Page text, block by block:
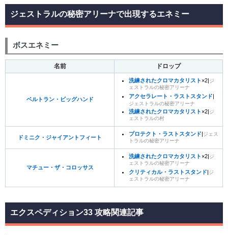
ジェストラルの秘密アリーナで出現するエネミー
ボスエネミー
名前 ドロップ
ベルトラン・ビッグハンド
洗練されたクロマカタリスト ×2|ジ
ェストラルの秘密アリーナ
アクセラレート・ラストスタンド|
ジェストラルの秘密アリーナ
洗練されたクロマカタリスト ×2|ジ
ェストラルの村
ドミニク・ジャイアントフィート
プロテクト・ラストスタンド|ジェス
トラルの秘密アリーナ
マチュー・ザ・コロッサス
洗練されたクロマカタリスト ×2|ジ
ェストラルの秘密アリーナ
クリティカル・ラストスタンド|ジ
ェストラルの秘密アリーナ
エクスペディション33 攻略関連記事